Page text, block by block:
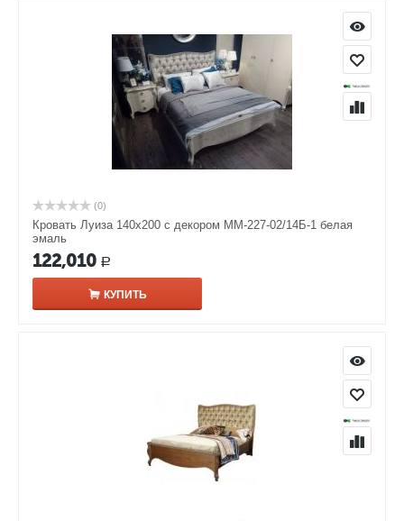
(0)
Кровать Луиза 140х200 с декором ММ-227-02/14Б-1 белая
эмаль
122,010 Р
КУПИТЬ